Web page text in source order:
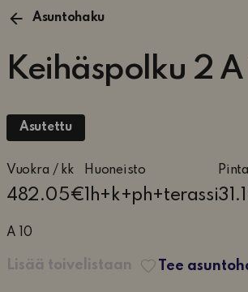
Asuntohaku
Keihäspolku 2
Asutettu
Vuokra / kk
482.05€
Huoneisto
1h+k+ph+terassi
1
huone,
terassi
A 10
Lisää toivelistaan Tee